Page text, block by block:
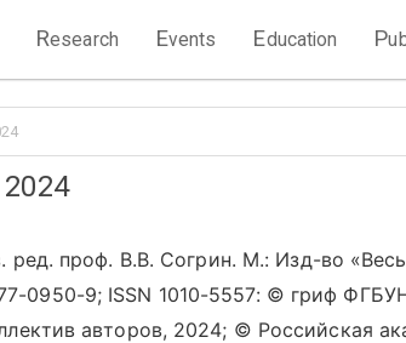
Research Events Education P
ред. проф. В.В. Согрин. М.: Изд-во
0950-9; ISSN 1010-5557: © гриф
авторов, 2024; © Российская